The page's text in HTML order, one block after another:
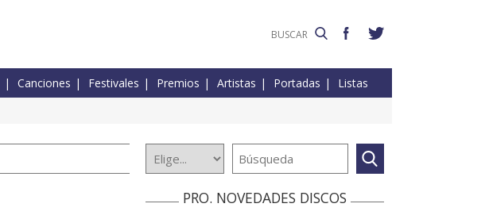
Canciones Festivales Premios Artistas Portadas Listas
PRO. NOVEDADES DISCOS